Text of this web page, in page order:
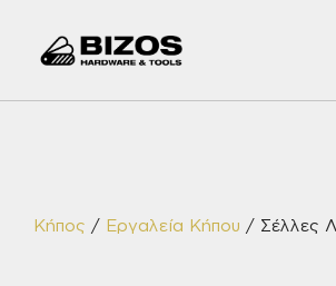
Κήπος / Εργαλεία Κήπου / Σέλλες